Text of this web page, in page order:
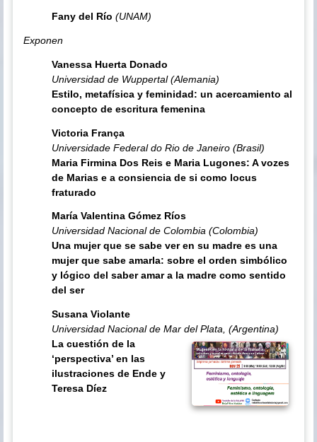
Fany del Río(UNAM)
Exponen
Vanessa Huerta Donado
Universidad de Wuppertal (Alemania)
Estilo, metafísica y feminidad: un acercamiento al
concepto de escritura femenina
Victoria França
Universidade Federal do Rio de Janeiro (Brasil)
Maria Firmina Dos Reis e Maria Lugones: A vozes
de Marias e a consiencia de si como locus
fraturado
María Valentina Gómez Ríos
Universidad Nacional de Colombia (Colombia)
Una mujer que se sabe ver en su madre es una
mujer que sabe amarla: sobre el orden simbólico
y lógico del saber amar a la madre como sentido
del ser
Susana Violante
Universidad Nacional de Mar del Plata, (Argentina)
La cuestión de la
‘perspectiva’ en las
ilustraciones de Ende y
Teresa Díez